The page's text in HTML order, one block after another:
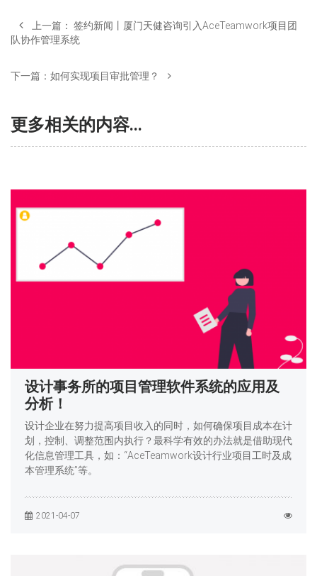
上一篇： 签约新闻丨厦门天健咨询引入AceTeamwork项目团
队协作管理系统
下一篇： 如何实现项目审批管理？
更多相关的内容...
设计事务所的项目管理软件系统的应用及
分析！
设计企业在努力提高项目收入的同时，如何确保项目成本在计
划，控制、调整范围内执行？最科学有效的办法就是借助现代
化信息管理工具，如：“AceTeamwork设计行业项目工时及成
本管理系统”等。
2021-04-07